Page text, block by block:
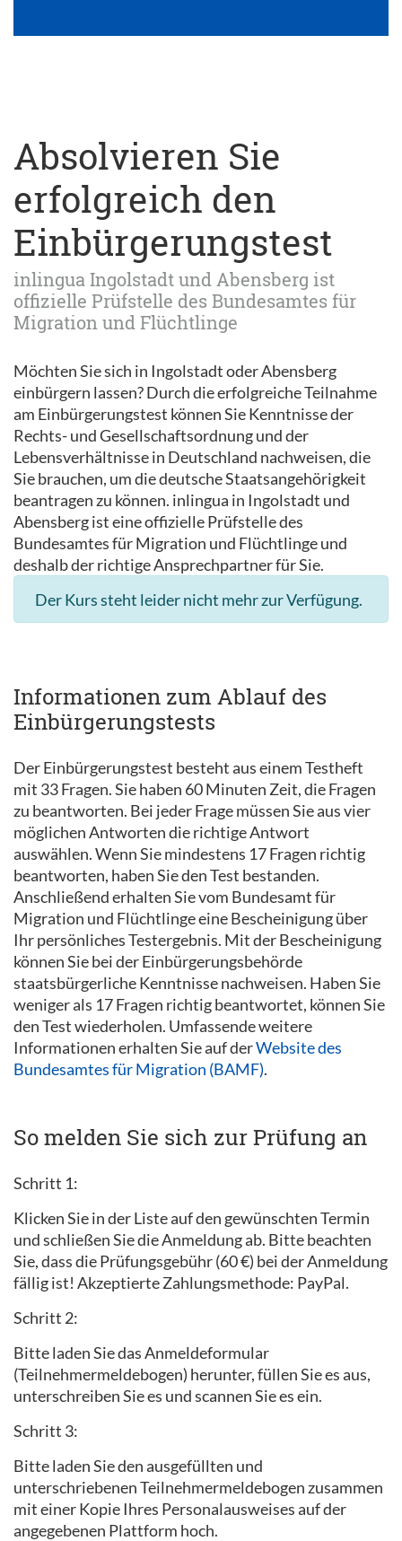
Absolvieren Sie
erfolgreich den
Einbürgerungstest
inlingua Ingolstadt und Abensberg ist
offizielle Prüfstelle des Bundesamtes für
Migration und Flüchtlinge
Möchten Sie sich in Ingolstadt oder Abensberg
einbürgern lassen? Durch die erfolgreiche Teilnahme
am Einbürgerungstest können Sie Kenntnisse der
Rechts- und Gesellschaftsordnung und der
Lebensverhältnisse in Deutschland nachweisen, die
Sie brauchen, um die deutsche Staatsangehörigkeit
beantragen zu können. inlingua in Ingolstadt und
Abensberg ist eine offizielle Prüfstelle des
Bundesamtes für Migration und Flüchtlinge und
deshalb der richtige Ansprechpartner für Sie.
Der Kurs steht leider nicht mehr zur Verfügung.
Informationen zum Ablauf des
Einbürgerungstests
Der Einbürgerungstest besteht aus einem Testheft
mit 33 Fragen. Sie haben 60 Minuten Zeit, die Fragen
zu beantworten. Bei jeder Frage müssen Sie aus vier
möglichen Antworten die richtige Antwort
auswählen. Wenn Sie mindestens 17 Fragen richtig
beantworten, haben Sie den Test bestanden.
Anschließend erhalten Sie vom Bundesamt für
Migration und Flüchtlinge eine Bescheinigung über
Ihr persönliches Testergebnis. Mit der Bescheinigung
können Sie bei der Einbürgerungsbehörde
staatsbürgerliche Kenntnisse nachweisen. Haben Sie
weniger als 17 Fragen richtig beantwortet, können Sie
den Test wiederholen. Umfassende weitere
Informationen erhalten Sie auf derWebsite des
Bundesamtes für Migration (BAMF).
So melden Sie sich zur Prüfung an
Schritt 1:
Klicken Sie in der Liste auf den gewünschten Termin
und schließen Sie die Anmeldung ab. Bitte beachten
Sie, dass die Prüfungsgebühr (60 €) bei der Anmeldung
fällig ist! Akzeptierte Zahlungsmethode: PayPal.
Schritt 2:
Bitte laden Sie das Anmeldeformular
(Teilnehmermeldebogen) herunter, füllen Sie es aus,
unterschreiben Sie es und scannen Sie es ein.
Schritt 3:
Bitte laden Sie den ausgefüllten und
unterschriebenen Teilnehmermeldebogen zusammen
mit einer Kopie Ihres Personalausweises auf der
angegebenen Plattform hoch.